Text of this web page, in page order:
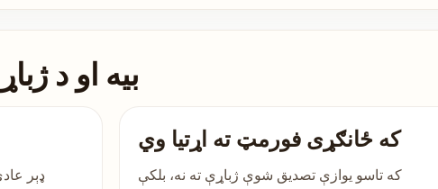
بیه او د
ډېر
که ځانګړی فورمټ ته اړتیا وي
که تاسو یوازې تصدیق شوې ژباړې ته نه، بلکې